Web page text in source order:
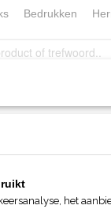
Bedrukken
het